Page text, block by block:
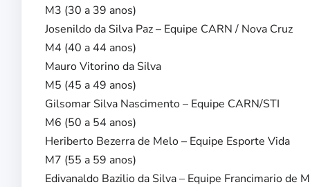
M3 (30 a 39 anos)
Josenildo da Silva Paz – Equipe CARN / Nova Cruz
M4 (40 a 44 anos)
Mauro Vitorino da Silva
M5 (45 a 49 anos)
Gilsomar Silva Nascimento – Equipe CARN/STI
M6 (50 a 54 anos)
Heriberto Bezerra de Melo – Equipe Esporte Vida
M7 (55 a 59 anos)
Edivanaldo Bazilio da Silva – Equipe Francimario de